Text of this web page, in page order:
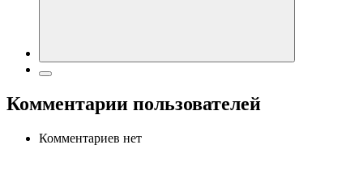
Комментарии пользователей
Комментариев нет